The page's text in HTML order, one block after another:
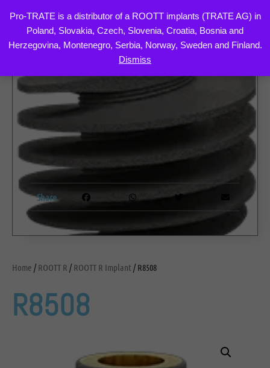
Pro-TRATE is a distributor of a ROOTT implants (TRATE AG) in
Poland, Slovakia, Czech, Slovenia, Croatia, Bosnia and
Herzegovina, Montenegro, Serbia, Norway, Sweden and Finland.
Dismiss
to
Home /ROOTT R /ROOTT R Implant / R8508
R8508
Share